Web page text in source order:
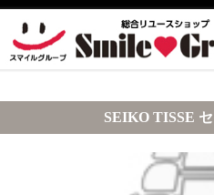
SEIKO TISSE